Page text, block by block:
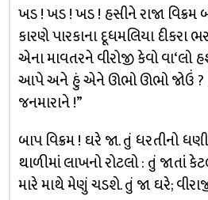
ખડ ! ખડ ! ખડ ! હસીને રાજા વિક્રમ
કારણે પારકાના દૂધમલિયા દીકરા
એના માવતરને વીરોજી કેવો વા‘લો
આપે અને હું એને ઊભો ઊભો જોઉં ?
જનમારાને !”
બાપ વિક્રમ ! ઘરે જા. તું ધરતીનો
થાળીમાં લાખનો રોટલો : તું જાતાં
મારે માથે મેણું ચડશે. તું જા ઘરે;